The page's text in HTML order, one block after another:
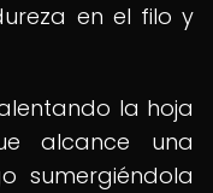
en el filo y
la hoja
alcance una
sumergiéndola